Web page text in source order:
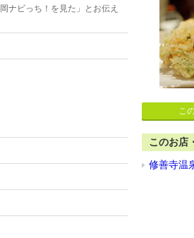
ナビっち！を見た」とお伝え
こ
このお店
修善寺温